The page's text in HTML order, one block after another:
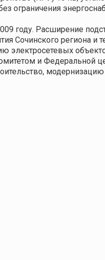
ограничения
году. Расширение
Сочинского региона и
электросетевых
и Федеральной